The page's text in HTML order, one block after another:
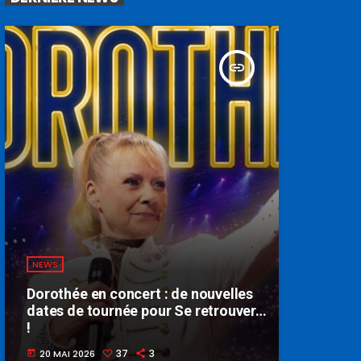
insert_link
NEWS
Dorothée en concert : de nouvelles
dates de tournée pour Se retrouver…
!
today 20 MAI 2026 37 3